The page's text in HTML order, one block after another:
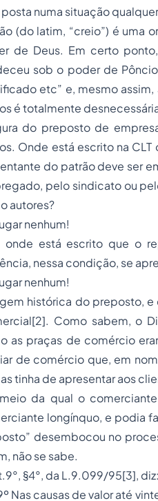
numa situação
(do latim, “creio”) é uma
de Deus. Em certo
sob o poder de
etc” e, mesmo assim,
é totalmente
do preposto de
Onde está escrito na
do patrão deve ser
pelo sindicato ou
autores?
nenhum!
onde está escrito que o
nessa condição, se
nenhum!
histórica do preposto,
Como sabem, o
as praças de comércio
de comércio que, em
tinha de apresentar aos
da qual o
longínquo, e podia
desembocou no
não se sabe.
§4°, da L.9.099/95[3], diz:
Nas causas de valor até